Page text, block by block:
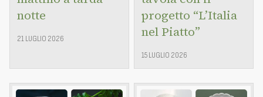
notte
21 LUGLIO 2026
progetto “L’Italia
nel Piatto”
15 LUGLIO 2026